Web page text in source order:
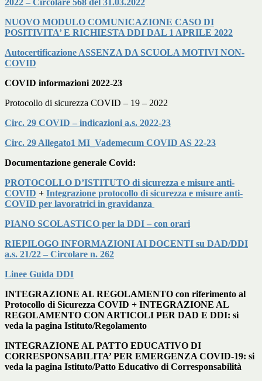
2022 – Circolare 568 del 31.03.2022
NUOVO MODULO COMUNICAZIONE CASO DI
POSITIVITA’ E RICHIESTA DDI DAL 1 APRILE 2022
Autocertificazione ASSENZA DA SCUOLA MOTIVI NON-
COVID
COVID informazioni 2022-23
Protocollo di sicurezza COVID – 19 – 2022
Circ. 29 COVID – indicazioni a.s. 2022-23
Circ. 29 Allegato1 MI_Vademecum COVID AS 22-23
Documentazione generale Covid:
PROTOCOLLO D’ISTITUTO di sicurezza e misure anti-
COVID + Integrazione protocollo di sicurezza e misure anti-
COVID per lavoratrici in gravidanza
PIANO SCOLASTICO per la DDI – con orari
RIEPILOGO INFORMAZIONI AI DOCENTI su DAD/DDI
a.s. 21/22 – Circolare n. 262
Linee Guida DDI
INTEGRAZIONE AL REGOLAMENTO con riferimento al
Protocollo di Sicurezza COVID + INTEGRAZIONE AL
REGOLAMENTO CON ARTICOLI PER DAD E DDI: si
veda la pagina Istituto/Regolamento
INTEGRAZIONE AL PATTO EDUCATIVO DI
CORRESPONSABILITA’ PER EMERGENZA COVID-19: si
veda la pagina Istituto/Patto Educativo di Corresponsabilità